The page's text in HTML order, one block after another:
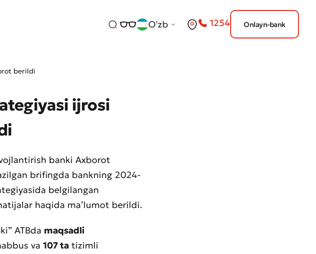
O'zb 1254 Onlayn-bank
berildi
ijrosi
banki Axborot
brifingda bankning 2024-
belgilangan
haqida ma’lumot berildi.
ATBda maqsadli
va 107 ta tizimli